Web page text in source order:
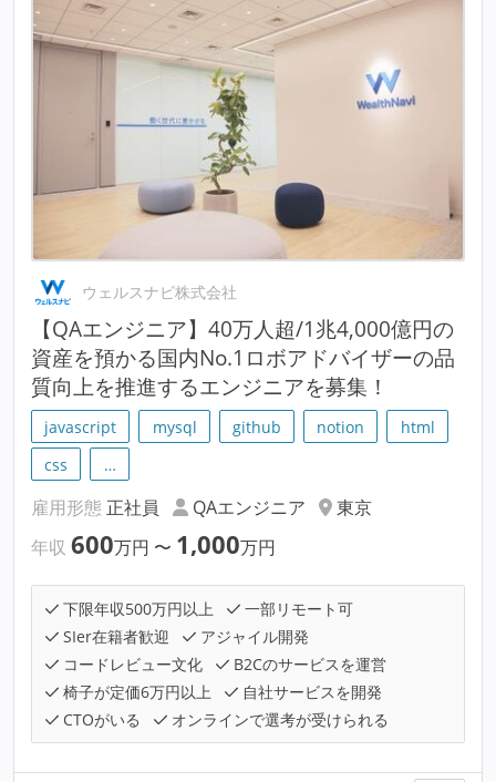
ウェルスナビ株式会社
【QAエンジニア】40万人超/1兆4,000億円の
資産を預かる国内No.1ロボアドバイザーの品
質向上を推進するエンジニアを募集！
javascript mysql github notion
html
css
…
雇用形態 正社員 QAエンジニア
東京
年収 600万円 〜 1,000万円
下限年収500万円以上
一部リモート可
SIer在籍者歓迎
アジャイル開発
コードレビュー文化
B2Cのサービスを運営
椅子が定価6万円以上
自社サービスを開発
CTOがいる
オンラインで選考が受けられる